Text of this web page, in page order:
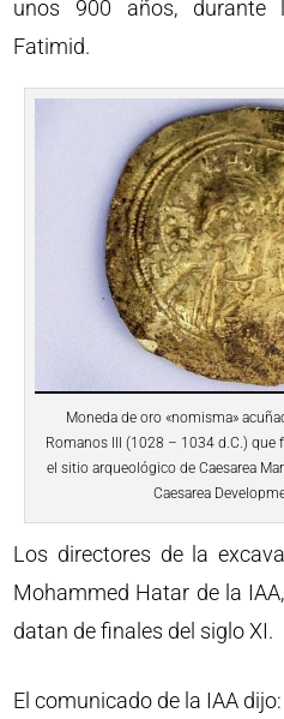
unos 900 años, durante
Fatimid.
Moneda de oro «nomisma»
Romanos III (1028 – 1034 d.C.) que
el sitio arqueológico de Caesarea
Caesarea
Los directores de la
Mohammed Hatar de la
datan de finales del siglo XI.
El comunicado de la IAA dijo: